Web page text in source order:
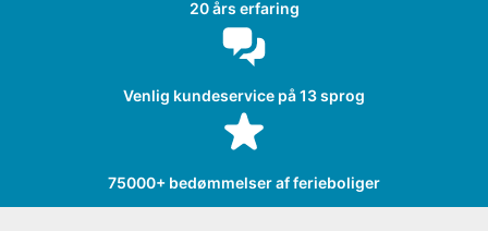
20 års erfaring
Venlig kundeservice på 13 sprog
75000+ bedømmelser af ferieboliger